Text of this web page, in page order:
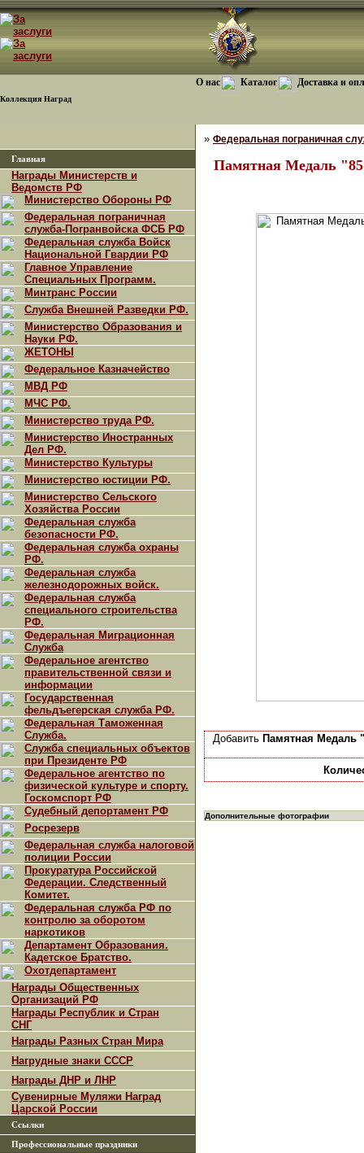
Коллекция Наград
О нас Каталог Доставка и
Главная
Награды Министерств и
Ведомств РФ
Министерство Обороны РФ
Федеральная пограничная
служба-Погранвойска ФСБ РФ
Федеральная служба Войск
Национальной Гвардии РФ
Главное Управление
Специальных Программ.
Минтранс России
Служба Внешней Разведки РФ.
Министерство Образования и
Науки РФ.
ЖЕТОНЫ
Федеральное Казначейство
МВД РФ
МЧС РФ.
Министерство труда РФ.
Министерство Иностранных
Дел РФ.
Министерство Культуры
Министерство юстиции РФ.
Министерство Сельского
Хозяйства России
Федеральная служба
безопасности РФ.
Федеральная служба охраны
РФ.
Федеральная служба
железнодорожных войск.
Федеральная служба
специального строительства
РФ.
Федеральная Миграционная
Служба
Федеральное агентство
правительственной связи и
информации
Государственная
фельдъегерская служба РФ.
Федеральная Таможенная
Служба.
Служба специальных объектов
при Президенте РФ
Федеральное агентство по
физической культуре и спорту.
Госкомспорт РФ
Судебный депортамент РФ
Росрезерв
Федеральная служба налоговой
полиции России
Прокуратура Российской
Федерации. Следственный
Комитет.
Федеральная служба РФ по
контролю за оборотом
наркотиков
Департамент Образования.
Кадетское Братство.
Охотдепартамент
Награды Общественных
Организаций РФ
Награды Республик и Стран
СНГ
Награды Разных Стран Мира
Нагрудные знаки СССР
Награды ДНР и ЛНР
Сувенирные Муляжи Наград
Царской России
Ссылки
Профессиональные праздники
» Федеральная пограничная
Памятная Медаль
Добавить Памятная Медаль
Дополнительные фотографии